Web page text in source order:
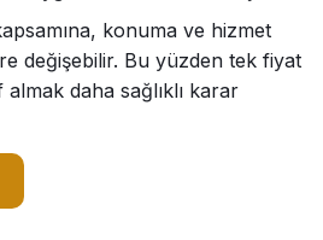
konuma ve hizmet
değişebilir. Bu yüzden tek fiyat
daha sağlıklı karar